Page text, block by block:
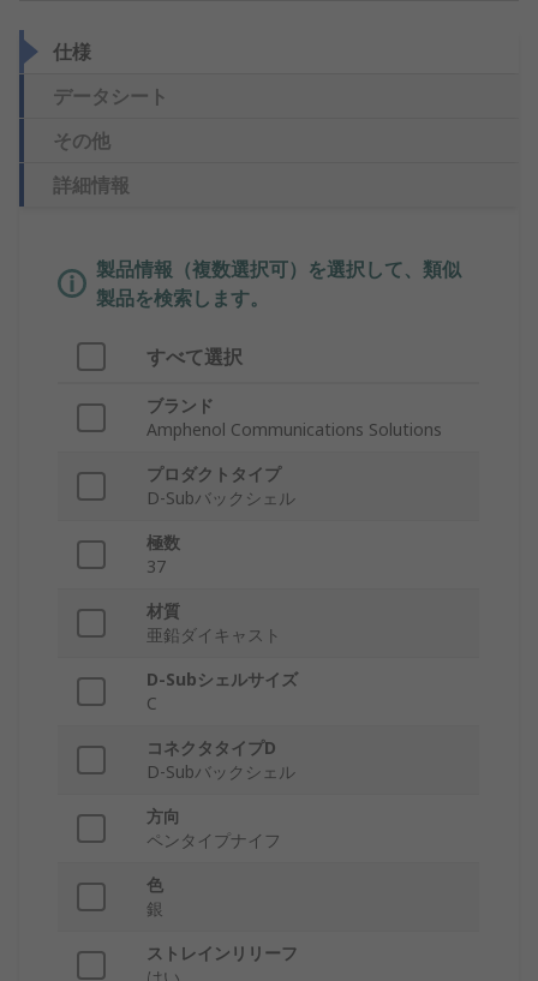
仕様
データシート
その他
詳細情報
製品情報（複数選択可）を選択して、類似
製品を検索します。
すべて選択
ブランド
Amphenol Communications Solutions
プロダクトタイプ
D-Subバックシェル
極数
37
材質
亜鉛ダイキャスト
D-Subシェルサイズ
C
コネクタタイプD
D-Subバックシェル
方向
ペンタイプナイフ
色
銀
ストレインリリーフ